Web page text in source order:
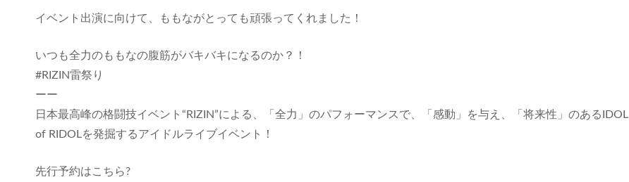
イベント出演に向けて、ももながとっても頑張ってくれました！
いつも全力のももなの腹筋がバキバキになるのか？！
#RIZIN雷祭り
ーー
日本最高峰の格闘技イベント“RIZIN”による、「全力」のパフォーマンスで、「感動」を与え、「将来性」のあるIDOL
of RIDOLを発掘するアイドルライブイベント！
先行予約はこちら?